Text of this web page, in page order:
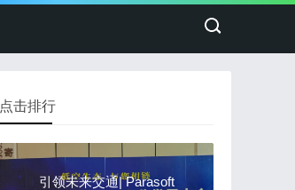
点击排行
引领未来交通| Parasoft